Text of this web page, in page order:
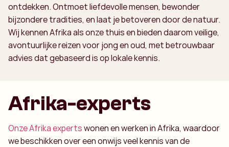
ontdekken. Ontmoet liefdevolle mensen, bewonder
bijzondere tradities, en laat je betoveren door de natuur.
Wij kennen Afrika als onze thuis en bieden daarom veilige,
avontuurlijke reizen voor jong en oud, met betrouwbaar
advies dat gebaseerd is op lokale kennis.
Afrika-experts
Onze Afrika expertswonen en werken in Afrika, waardoor
we beschikken over een onwijs veel kennis van de